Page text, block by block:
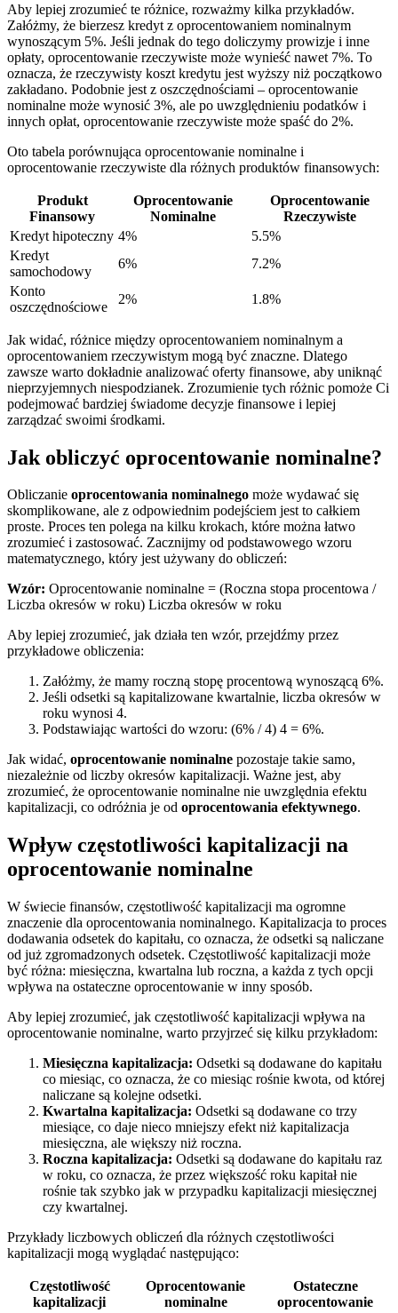
Aby lepiej zrozumieć te różnice, rozważmy kilka przykładów.
Załóżmy, że bierzesz kredyt z oprocentowaniem nominalnym
wynoszącym 5%. Jeśli jednak do tego doliczymy prowizje i inne
opłaty, oprocentowanie rzeczywiste może wynieść nawet 7%. To
oznacza, że rzeczywisty koszt kredytu jest wyższy niż początkowo
zakładano. Podobnie jest z oszczędnościami – oprocentowanie
nominalne może wynosić 3%, ale po uwzględnieniu podatków i
innych opłat, oprocentowanie rzeczywiste może spaść do 2%.
Oto tabela porównująca oprocentowanie nominalne i
oprocentowanie rzeczywiste dla różnych produktów finansowych:
Produkt
Finansowy
Oprocentowanie
Nominalne
Oprocentowanie
Rzeczywiste
Kredyt hipoteczny 4%
5.5%
Kredyt
samochodowy
6%
7.2%
Konto
oszczędnościowe
2% 1.8%
Jak widać, różnice między oprocentowaniem nominalnym a
oprocentowaniem rzeczywistym mogą być znaczne. Dlatego
zawsze warto dokładnie analizować oferty finansowe, aby uniknąć
nieprzyjemnych niespodzianek. Zrozumienie tych różnic pomoże Ci
podejmować bardziej świadome decyzje finansowe i lepiej
zarządzać swoimi środkami.
Jak obliczyć oprocentowanie nominalne?
Obliczanie oprocentowania nominalnego może wydawać się
skomplikowane, ale z odpowiednim podejściem jest to całkiem
proste. Proces ten polega na kilku krokach, które można łatwo
zrozumieć i zastosować. Zacznijmy od podstawowego wzoru
matematycznego, który jest używany do obliczeń:
Wzór: Oprocentowanie nominalne = (Roczna stopa procentowa /
Liczba okresów w roku) Liczba okresów w roku
Aby lepiej zrozumieć, jak działa ten wzór, przejdźmy przez
przykładowe obliczenia:
Załóżmy, że mamy roczną stopę procentową wynoszącą 6%.
Jeśli odsetki są kapitalizowane kwartalnie, liczba okresów w
roku wynosi 4.
Podstawiając wartości do wzoru: (6% / 4) 4 = 6%.
Jak widać, oprocentowanie nominalne pozostaje takie samo,
niezależnie od liczby okresów kapitalizacji. Ważne jest, aby
zrozumieć, że oprocentowanie nominalne nie uwzględnia efektu
kapitalizacji, co odróżnia je od oprocentowania efektywnego.
Wpływ częstotliwości kapitalizacji na
oprocentowanie nominalne
W świecie finansów, częstotliwość kapitalizacji ma ogromne
znaczenie dla oprocentowania nominalnego. Kapitalizacja to proces
dodawania odsetek do kapitału, co oznacza, że odsetki są naliczane
od już zgromadzonych odsetek. Częstotliwość kapitalizacji może
być różna: miesięczna, kwartalna lub roczna, a każda z tych opcji
wpływa na ostateczne oprocentowanie w inny sposób.
Aby lepiej zrozumieć, jak częstotliwość kapitalizacji wpływa na
oprocentowanie nominalne, warto przyjrzeć się kilku przykładom:
Miesięczna kapitalizacja: Odsetki są dodawane do kapitału
co miesiąc, co oznacza, że co miesiąc rośnie kwota, od której
naliczane są kolejne odsetki.
Kwartalna kapitalizacja: Odsetki są dodawane co trzy
miesiące, co daje nieco mniejszy efekt niż kapitalizacja
miesięczna, ale większy niż roczna.
Roczna kapitalizacja: Odsetki są dodawane do kapitału raz
w roku, co oznacza, że przez większość roku kapitał nie
rośnie tak szybko jak w przypadku kapitalizacji miesięcznej
czy kwartalnej.
Przykłady liczbowych obliczeń dla różnych częstotliwości
kapitalizacji mogą wyglądać następująco:
Częstotliwość
kapitalizacji
Oprocentowanie
nominalne
Ostateczne
oprocentowanie